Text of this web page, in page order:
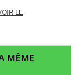
LE
MÊME